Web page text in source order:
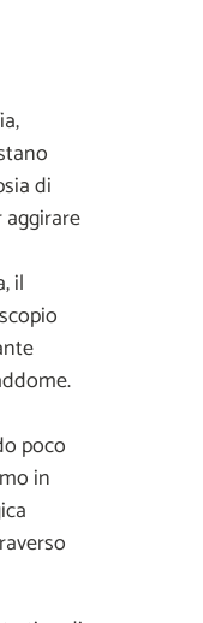
di
il
poco
in